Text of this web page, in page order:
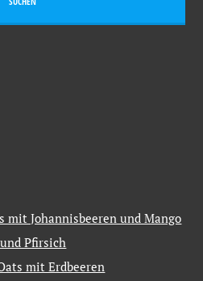
Johannisbeeren und Mango
Pfirsich
mit Erdbeeren